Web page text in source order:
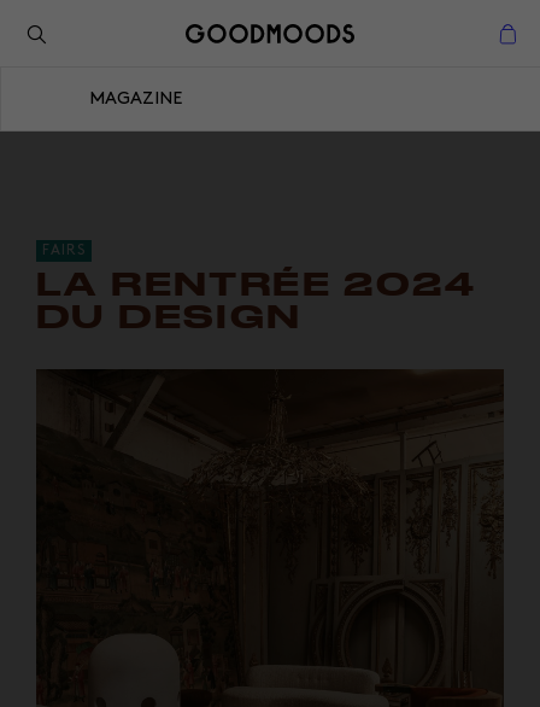
MAGAZINE
FAIRS
LA RENTRÉE 2024
DU DESIGN
Retour à l'inspiration